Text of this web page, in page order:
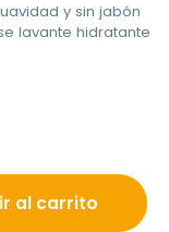
y sin jabón
lavante hidratante
al carrito